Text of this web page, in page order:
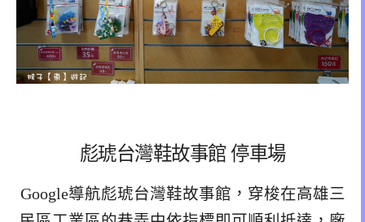
彪琥台灣鞋故事館 停車場
Google導航彪琥台灣鞋故事館，穿梭在高雄三